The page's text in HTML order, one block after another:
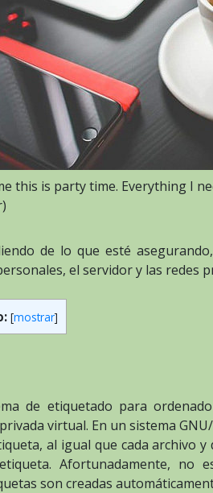
this is party time. Everything I
de lo que esté
el servidor y las redes
[mostrar]
de etiquetado para
virtual. En un sistema
al igual que cada archivo
Afortunadamente, no
son creadas